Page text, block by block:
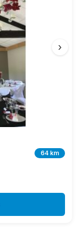
›
64 km